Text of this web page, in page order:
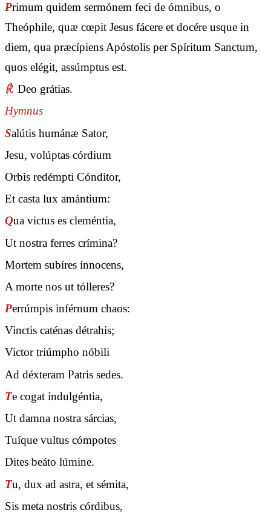
Primum quidem sermónem feci de ómnibus, o
Theóphile, quæ cœpit Jesus fácere et docére usque in
diem, qua præcípiens Apóstolis per Spíritum Sanctum,
quos elégit, assúmptus est.
℟. Deo grátias.
Hymnus
Salútis humánæ Sator,
Jesu, volúptas córdium
Orbis redémpti Cónditor,
Et casta lux amántium:
Qua victus es cleméntia,
Ut nostra ferres crímina?
Mortem subíres ínnocens,
A morte nos ut tólleres?
Perrúmpis inférnum chaos:
Vinctis caténas détrahis;
Victor triúmpho nóbili
Ad déxteram Patris sedes.
Te cogat indulgéntia,
Ut damna nostra sárcias,
Tuíque vultus cómpotes
Dites beáto lúmine.
Tu, dux ad astra, et sémita,
Sis meta nostris córdibus,